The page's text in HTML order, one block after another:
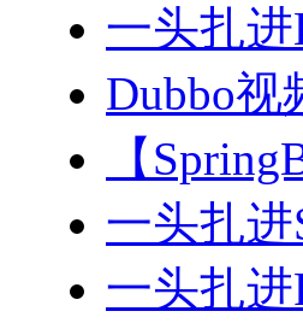
一头扎进
Dubbo视
【
一头扎
一头扎进